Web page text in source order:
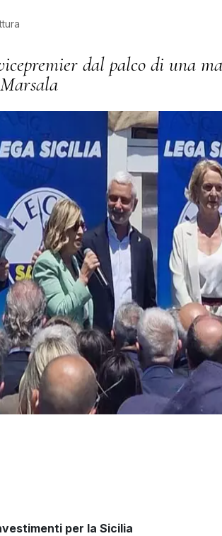
dal palco di una
per la Sicilia